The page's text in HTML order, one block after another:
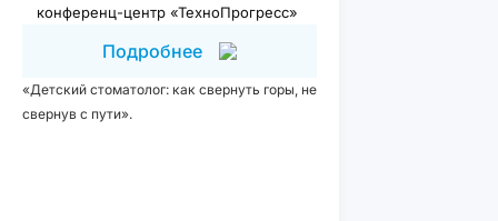
конференц-центр «ТехноПрогресс»
Подробнее
«Детский стоматолог: как свернуть горы, не
свернув с пути».